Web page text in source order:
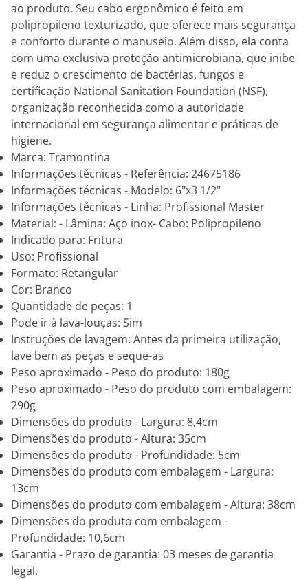
ao produto. Seu cabo ergonômico é feito em
polipropileno texturizado, que oferece mais segurança
e conforto durante o manuseio. Além disso, ela conta
com uma exclusiva proteção antimicrobiana, que inibe
e reduz o crescimento de bactérias, fungos e
certificação National Sanitation Foundation (NSF),
organização reconhecida como a autoridade
internacional em segurança alimentar e práticas de
higiene.
Marca: Tramontina
Informações técnicas - Referência: 24675186
Informações técnicas - Modelo: 6"x3 1/2"
Informações técnicas - Linha: Profissional Master
Material: - Lâmina: Aço inox- Cabo: Polipropileno
Indicado para: Fritura
Uso: Profissional
Formato: Retangular
Cor: Branco
Quantidade de peças: 1
Pode ir à lava-louças: Sim
Instruções de lavagem: Antes da primeira utilização,
lave bem as peças e seque-as
Peso aproximado - Peso do produto: 180g
Peso aproximado - Peso do produto com embalagem:
290g
Dimensões do produto - Largura: 8,4cm
Dimensões do produto - Altura: 35cm
Dimensões do produto - Profundidade: 5cm
Dimensões do produto com embalagem - Largura:
13cm
Dimensões do produto com embalagem - Altura: 38cm
Dimensões do produto com embalagem -
Profundidade: 10,6cm
Garantia - Prazo de garantia: 03 meses de garantia
legal.